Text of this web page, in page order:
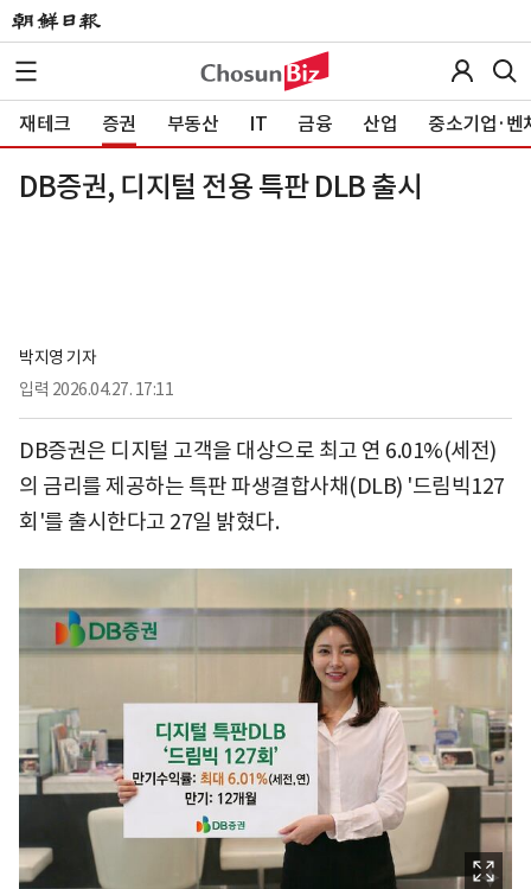
재테크 증권 부동산 IT 금융 산업 중소기업·벤
DB증권, 디지털 전용 특판 DLB 출시
박지영 기자
입력 2026.04.27. 17:11
DB증권은 디지털 고객을 대상으로 최고 연 6.01%(세전)
의 금리를 제공하는 특판 파생결합사채(DLB) '드림빅127
회'를 출시한다고 27일 밝혔다.